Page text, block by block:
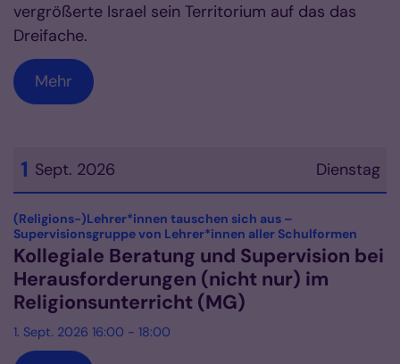
vergrößerte Israel sein Territorium auf das das
Dreifache.
Mehr
Dienstag
1 Sept. 2026
Datum: 1. September 2026
(Religions-)Lehrer*innen tauschen sich aus –
Supervisionsgruppe von Lehrer*innen aller Schulformen
Kollegiale Beratung und Supervision bei
Herausforderungen (nicht nur) im
Religionsunterricht (MG)
1. Sept. 2026 16:00 - 18:00